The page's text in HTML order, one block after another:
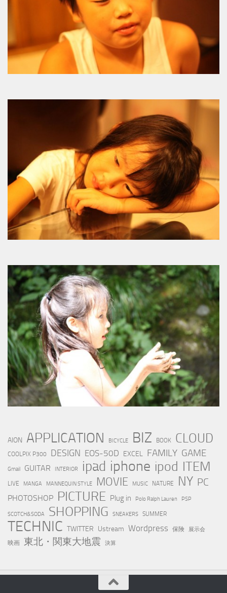
AION APPLICATION BICYCLE BIZ BOOK CLOUD
COOLPIX P300 DESIGN EOS-50D EXCEL FAMILY GAME
Gmail GUITAR INTERIOR ipad iphone ipod ITEM
LIVE MANGA MANNEQUIN STYLE MOVIE MUSIC NATURE NY PC
PHOTOSHOP PICTURE Plug in Polo Ralph Lauren PSP
SCOTCH&SODA SHOPPING SNEAKERS SUMMER
TECHNIC TWITTER Ustream Wordpress 保険 展示会
映画 東北・関東大地震 決算